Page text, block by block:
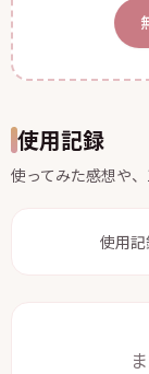
使用記録
使ってみた感想や
使用